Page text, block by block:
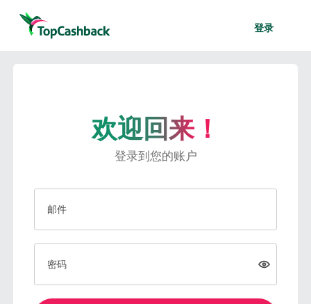
登录
欢迎回来！
登录到您的账户
邮件
密码